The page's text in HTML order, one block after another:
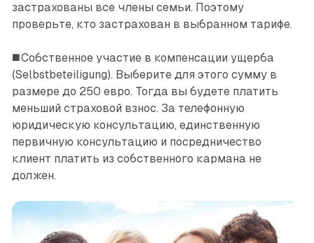
застрахованы все члены семьи. Поэтому
проверьте, кто застрахован в выбранном тарифе.
◼️ Собственное участие в компенсации ущерба
(Selbstbeteiligung). Выберите для этого сумму в
размере до 250 евро. Тогда вы будете платить
меньший страховой взнос. За телефонную
юридическую консультацию, единственную
первичную консультацию и посредничество
клиент платить из собственного кармана не
должен.